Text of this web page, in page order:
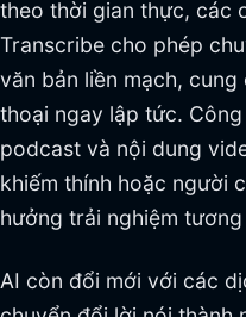
theo thời gian thực, các
Transcribe cho phép
văn bản liền mạch,
thoại ngay lập tức.
podcast và nội dung
khiếm thính hoặc người
hưởng trải nghiệm
AI còn đổi mới với các